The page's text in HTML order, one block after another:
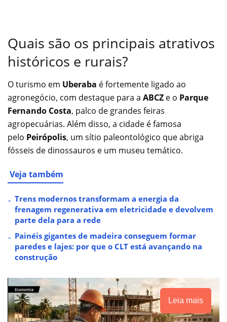
Quais são os principais atrativos
históricos e rurais?
O turismo em Uberaba é fortemente ligado ao
agronegócio, com destaque para a ABCZ e o Parque
Fernando Costa, palco de grandes feiras
agropecuárias. Além disso, a cidade é famosa
pelo Peirópolis, um sítio paleontológico que abriga
fósseis de dinossauros e um museu temático.
Veja também
Trens modernos transformam a energia da
frenagem regenerativa em eletricidade e devolvem
parte dela para a rede
Painéis gigantes de madeira conseguem formar
paredes e lajes: por que o CLT está avançando na
construção
Leia mais